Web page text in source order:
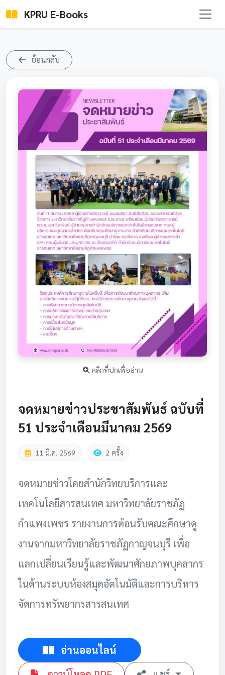
KPRU E-Books
ย้อนกลับ
คลิกที่ปกเพื่ออ่าน
จดหมายข่าวประชาสัมพันธ์ ฉบับที่
51 ประจำเดือนมีนาคม 2569
11 มี.ค. 2569 2 ครั้ง
จดหมายข่าวโดยสำนักวิทยบริการและ
เทคโนโลยีสารสนเทศ มหาวิทยาลัยราชภัฏ
กำแพงเพชร รายงานการต้อนรับคณะศึกษาดู
งานจากมหาวิทยาลัยราชภัฏกาญจนบุรี เพื่อ
แลกเปลี่ยนเรียนรู้และพัฒนาศักยภาพบุคลากร
ในด้านระบบห้องสมุดอัตโนมัติและการบริหาร
จัดการทรัพยากรสารสนเทศ
อ่านออนไลน์